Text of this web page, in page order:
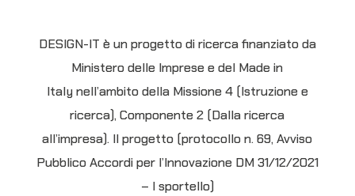
DESIGN-IT è un progetto di ricerca finanziato da
Ministero delle Imprese e del Made in
Italy nell’ambito della Missione 4 (Istruzione e
ricerca), Componente 2 (Dalla ricerca
all’impresa). Il progetto (protocollo n. 69, Avviso
Pubblico Accordi per l’Innovazione DM 31/12/2021
– I sportello)